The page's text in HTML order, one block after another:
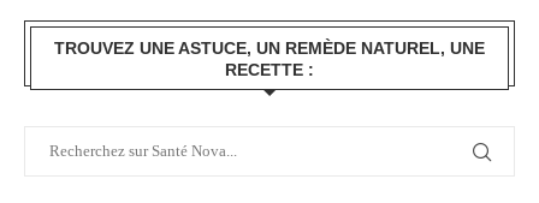
TROUVEZ UNE ASTUCE, UN REMÈDE NATUREL, UNE
RECETTE :